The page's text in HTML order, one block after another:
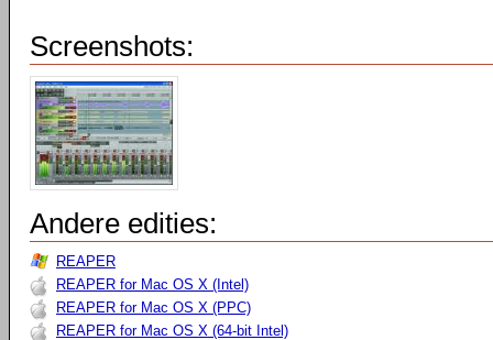
Screenshots:
Andere edities:
REAPER
REAPER for Mac OS X (Intel)
REAPER for Mac OS X (PPC)
REAPER for Mac OS X (64-bit Intel)